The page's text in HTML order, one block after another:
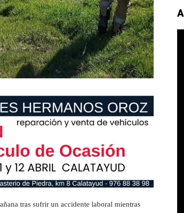
tras sufrir un accidente laboral mientras